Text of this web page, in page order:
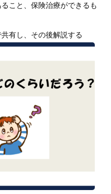
こと、保険治療ができるも
有し、その後解説する